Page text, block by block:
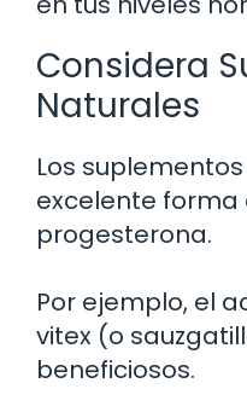
Considera
Naturales
Los
excelente
progesterona.
Por ejemplo, el
vitex (o
beneficiosos.